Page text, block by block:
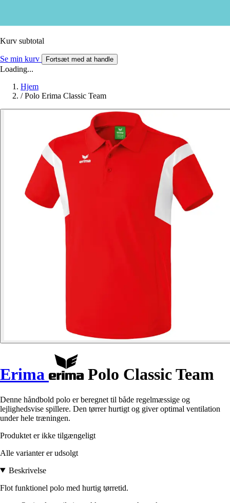
Kurv subtotal
Se min kurv Fortsæt med at handle
Loading...
Hjem
/ Polo Erima Classic Team
Erima Polo Classic Team
Denne håndbold polo er beregnet til både regelmæssige og
lejlighedsvise spillere. Den tørrer hurtigt og giver optimal ventilation
under hele træningen.
Produktet er ikke tilgængeligt
Alle varianter er udsolgt
Beskrivelse
Flot funktionel polo med hurtig tørretid.